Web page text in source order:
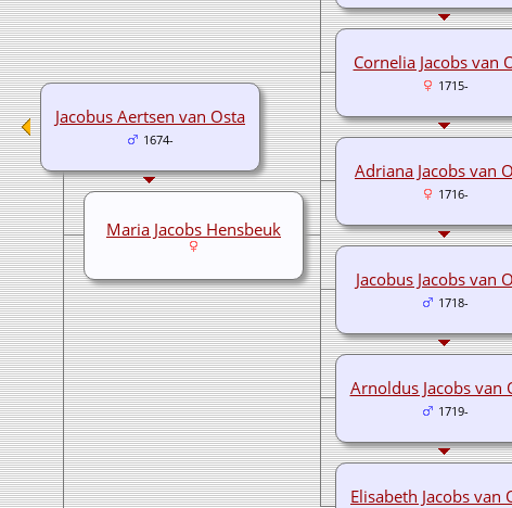
Cornelia Jacobs van
1715-
Adriana Jacobs van
1716-
Jacobus Jacobs van
1718-
Arnoldus Jacobs van
1719-
Elisabeth Jacobs van
Jacobus Aertsen van Osta
1674-
Maria Jacobs Hensbeuk